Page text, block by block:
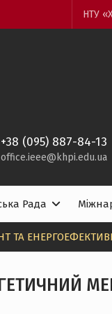
НТУ
+38 (095) 887-84-13
office.ieee@khpi.edu.ua
Рада